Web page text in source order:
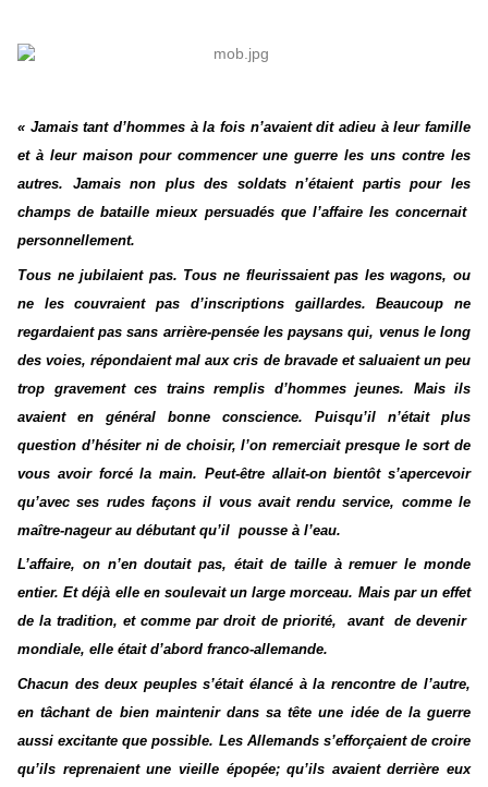
« Jamais tant d’hommes à la fois n’avaient dit adieu à leur famille
et à leur maison pour commencer une guerre les uns contre les
autres. Jamais non plus des soldats n’étaient partis pour les
champs de bataille mieux persuadés que l’affaire les concernait
personnellement.
Tous ne jubilaient pas. Tous ne fleurissaient pas les wagons, ou
ne les couvraient pas d’inscriptions gaillardes. Beaucoup ne
regardaient pas sans arrière-pensée les paysans qui, venus le long
des voies, répondaient mal aux cris de bravade et saluaient un peu
trop gravement ces trains remplis d’hommes jeunes. Mais ils
avaient en général bonne conscience. Puisqu’il n’était plus
question d’hésiter ni de choisir, l’on remerciait presque le sort de
vous avoir forcé la main. Peut-être allait-on bientôt s’apercevoir
qu’avec ses rudes façons il vous avait rendu service, comme le
maître-nageur au débutant qu’il pousse à l’eau.
L’affaire, on n’en doutait pas, était de taille à remuer le monde
entier. Et déjà elle en soulevait un large morceau. Mais par un effet
de la tradition, et comme par droit de priorité, avant de devenir
mondiale, elle était d’abord franco-allemande.
Chacun des deux peuples s’était élancé à la rencontre de l’autre,
en tâchant de bien maintenir dans sa tête une idée de la guerre
aussi excitante que possible. Les Allemands s’efforçaient de croire
qu’ils reprenaient une vieille épopée; qu’ils avaient derrière eux